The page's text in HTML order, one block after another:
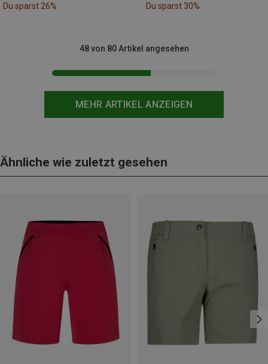
Du sparst 26% Du sparst 30%
MEHR ARTIKEL ANZEIGEN
48 von 80 Artikel angesehen
Ähnliche wie zuletzt gesehen